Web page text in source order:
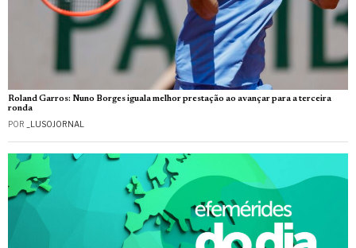
Roland Garros: Nuno Borges iguala melhor prestação ao avançar para a terceira
ronda
POR _LUSOJORNAL